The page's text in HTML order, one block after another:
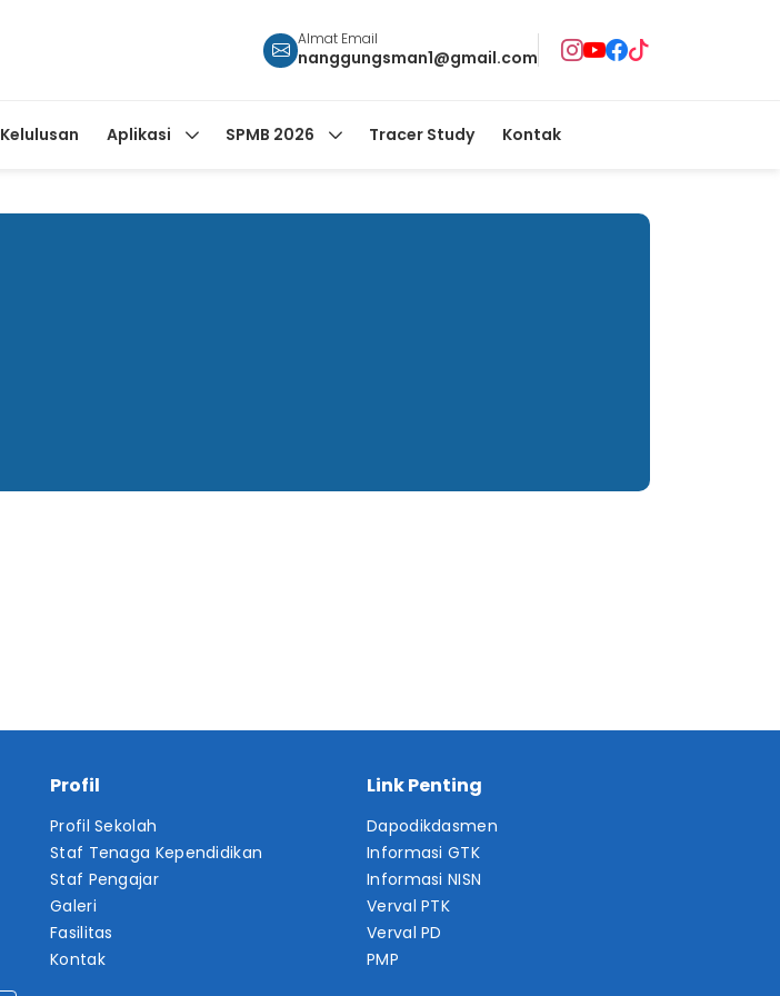
Almat Email
nanggungsman1@gmail.com
Kelulusan Aplikasi SPMB 2026 Tracer Study Kontak
Profil
Profil Sekolah
Staf Tenaga Kependidikan
Staf Pengajar
Galeri
Fasilitas
Kontak
Link Penting
Dapodikdasmen
Informasi GTK
Informasi NISN
Verval PTK
Verval PD
PMP